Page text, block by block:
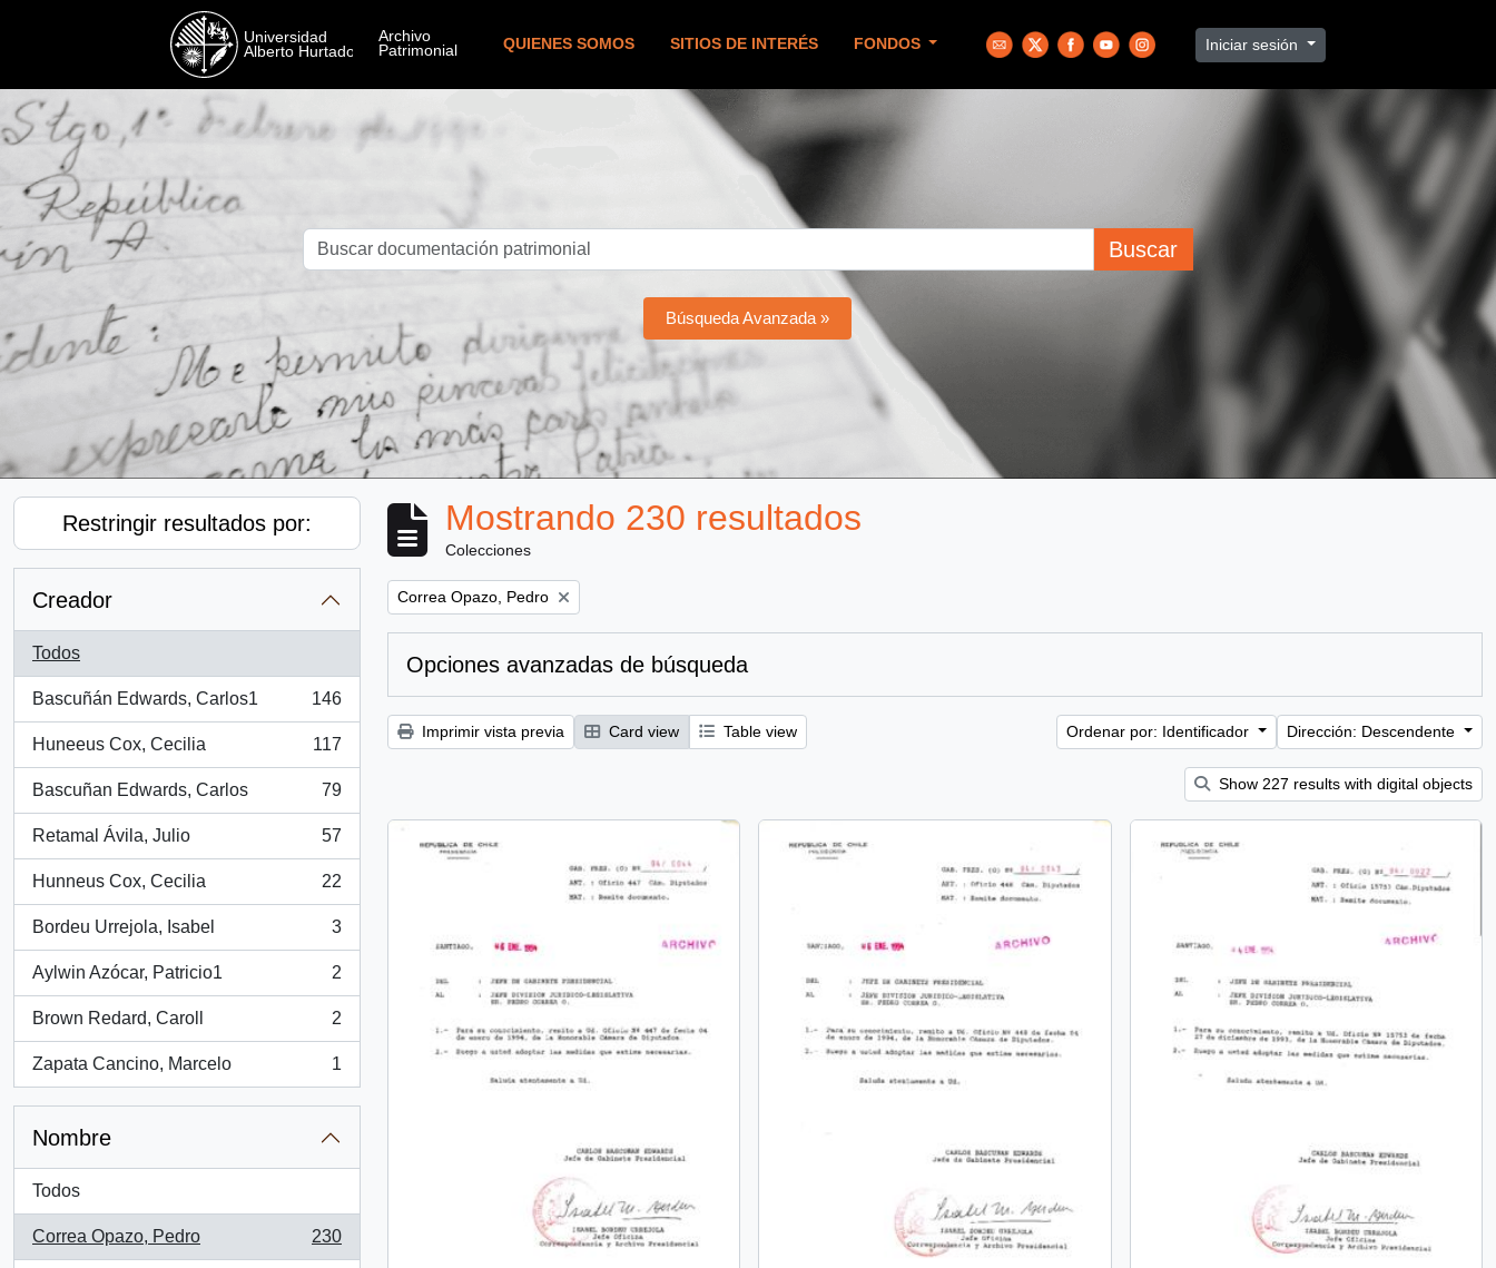
QUIENES SOMOS SITIOS DE INTERÉS FONDOS Iniciar sesión
Buscar
Búsqueda Avanzada »
Restringir resultados por:
Creador
Todos
Bascuñán Edwards, Carlos1
, 146 resultados
146
Huneeus Cox, Cecilia
, 117 resultados
117
Bascuñan Edwards, Carlos
, 79 resultados
79
Retamal Ávila, Julio
, 57 resultados
57
Hunneus Cox, Cecilia
, 22 resultados
22
Bordeu Urrejola, Isabel
, 3 resultados
3
Aylwin Azócar, Patricio1
, 2 resultados
2
Brown Redard, Caroll
, 2 resultados
2
Zapata Cancino, Marcelo
, 1 resultados
1
Nombre
Todos
Correa Opazo, Pedro
, 230 resultados
230
Mostrando 230 resultados
Colecciones
Remove filter:
Correa Opazo, Pedro
Opciones avanzadas de búsqueda
Imprimir vista previa Card view Table view Ordenar por: Identificador Dirección: Descendente
Show 227 results with digital objects